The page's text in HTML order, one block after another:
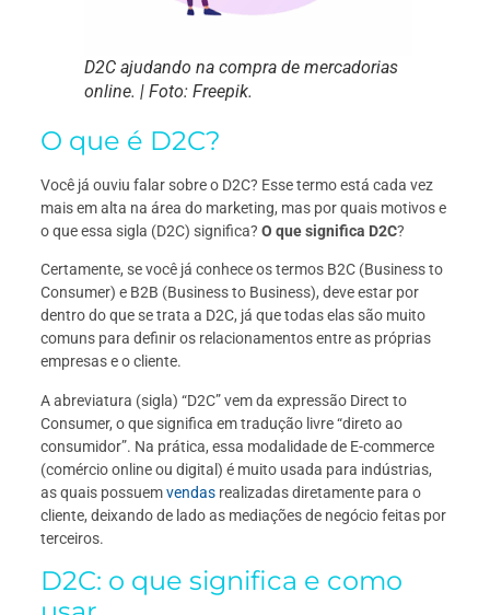
D2C ajudando na compra de mercadorias
online. | Foto: Freepik.
O que é D2C?
Você já ouviu falar sobre o D2C? Esse termo está cada vez
mais em alta na área do marketing, mas por quais motivos e
o que essa sigla (D2C) significa? O que significa D2C?
Certamente, se você já conhece os termos B2C (Business to
Consumer) e B2B (Business to Business), deve estar por
dentro do que se trata a D2C, já que todas elas são muito
comuns para definir os relacionamentos entre as próprias
empresas e o cliente.
A abreviatura (sigla) “D2C” vem da expressão Direct to
Consumer, o que significa em tradução livre “direto ao
consumidor”. Na prática, essa modalidade de E-commerce
(comércio online ou digital) é muito usada para indústrias,
as quais possuemvendasrealizadas diretamente para o
cliente, deixando de lado as mediações de negócio feitas por
terceiros.
D2C: o que significa e como